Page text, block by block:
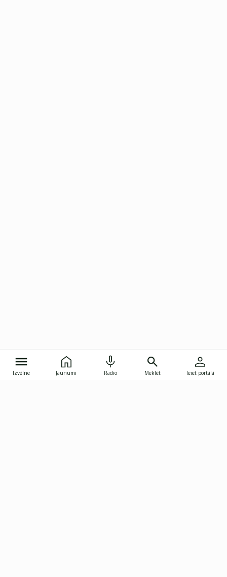
Izvēlne Jaunumi Radio Meklēt Ieiet portālā